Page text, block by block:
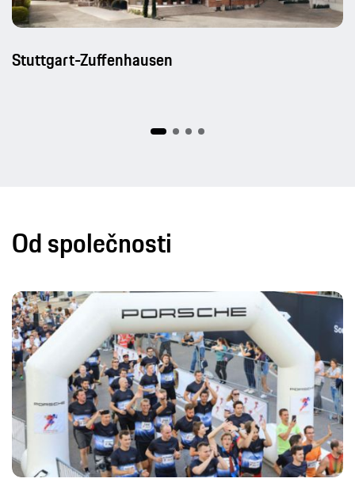
Od společnosti
Zaměstnanci & sociální oblast